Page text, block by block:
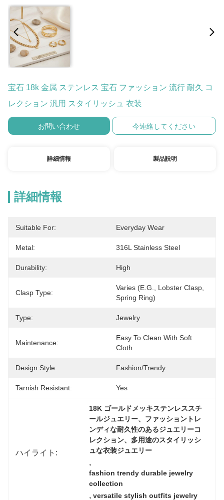
宝石 18k 金属 ステンレス 宝石 ファッション 流行 耐久 コ
レクション 汎用 スタイリッシュ 衣装
お問い合わせ 今連絡してください
詳細情報 製品説明
詳細情報
Suitable For: Everyday Wear
Metal: 316L Stainless Steel
Durability: High
Clasp Type:
Varies (e.g., Lobster Clasp,
Spring Ring)
Type: Jewelry
Maintenance:
Easy To Clean With Soft
Cloth
Design Style: Fashion/Trendy
Tarnish Resistant: Yes
ハイライト:
18K ゴールドメッキステンレススチ
ールジュエリー、ファッショントレ
ンディな耐久性のあるジュエリーコ
レクション、多用途のスタイリッシ
ュな衣装ジュエリー
,
fashion trendy durable jewelry
collection
, versatile stylish outfits jewelry